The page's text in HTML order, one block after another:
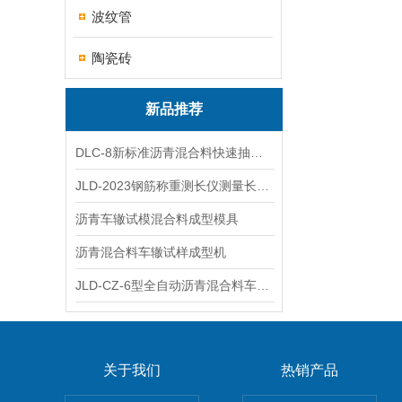
波纹管
陶瓷砖
新品推荐
沥青车辙试模混合料成型模具
沥青混合料车辙试样成型机
关于我们 热销产品